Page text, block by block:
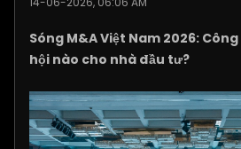
Sóng M&A Việt Nam 2026:
hội nào cho nhà đầu tư?